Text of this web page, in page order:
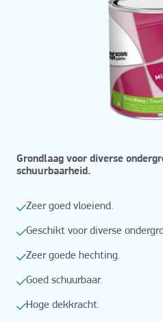
Grondlaag voor diverse
schuurbaarheid.
Zeer goed vloeiend.
Geschikt voor diverse
Zeer goede hechting.
Goed schuurbaar.
Hoge dekkracht.